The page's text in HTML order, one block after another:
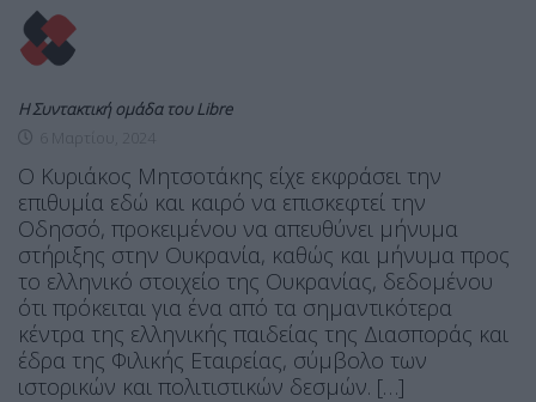
Η Συντακτική ομάδα του Libre
Ο Κυριάκος Μητσοτάκης είχε εκφράσει την
επιθυμία εδώ και καιρό να επισκεφτεί την
Οδησσό, προκειμένου να απευθύνει μήνυμα
στήριξης στην Ουκρανία, καθώς και μήνυμα προς
το ελληνικό στοιχείο της Ουκρανίας, δεδομένου
ότι πρόκειται για ένα από τα σημαντικότερα
κέντρα της ελληνικής παιδείας της Διασποράς και
έδρα της Φιλικής Εταιρείας, σύμβολο των
ιστορικών και πολιτιστικών δεσμών. […]